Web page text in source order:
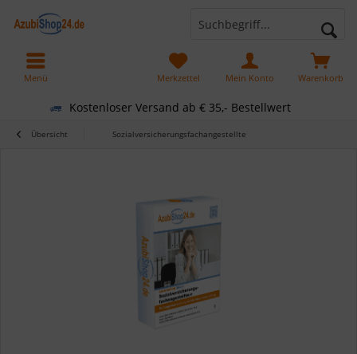
Kostenloser Versand ab € 35,- Bestellwert
Warenkorb
Merkzettel Mein Konto
Menü
Übersicht Sozialversicherungsfachangestellte